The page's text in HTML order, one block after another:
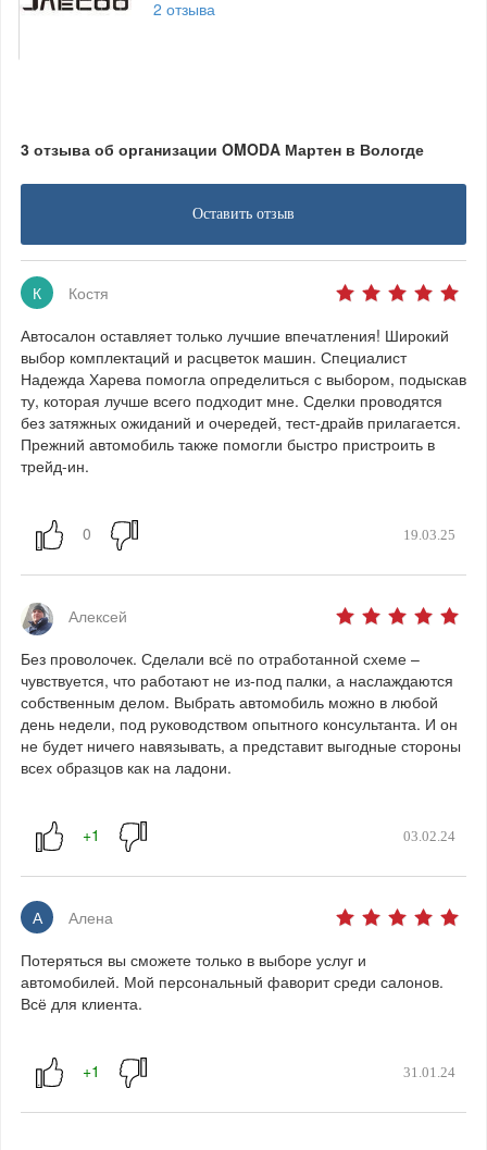
2 отзыва
3 отзыва об организации OMODA Мартен в Вологде
Оставить отзыв
К
Костя
Автосалон оставляет только лучшие впечатления! Широкий
выбор комплектаций и расцветок машин. Специалист
Надежда Харева помогла определиться с выбором, подыскав
ту, которая лучше всего подходит мне. Сделки проводятся
без затяжных ожиданий и очередей, тест-драйв прилагается.
Прежний автомобиль также помогли быстро пристроить в
трейд-ин.
19.03.25
Алексей
Без проволочек. Сделали всё по отработанной схеме –
чувствуется, что работают не из-под палки, а наслаждаются
собственным делом. Выбрать автомобиль можно в любой
день недели, под руководством опытного консультанта. И он
не будет ничего навязывать, а представит выгодные стороны
всех образцов как на ладони.
03.02.24
А
Алена
Потеряться вы сможете только в выборе услуг и
автомобилей. Мой персональный фаворит среди салонов.
Всё для клиента.
31.01.24